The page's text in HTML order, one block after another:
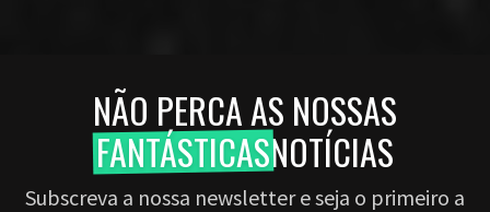
NÃO PERCA AS NOSSAS
FANTÁSTICASNOTÍCIAS
Subscreva a nossa newsletter e seja o primeiro a